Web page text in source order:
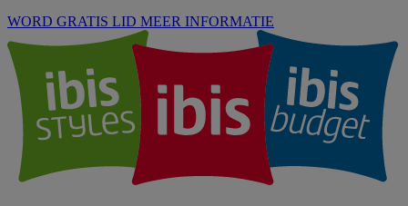
WORD GRATIS LID MEER INFORMATIE